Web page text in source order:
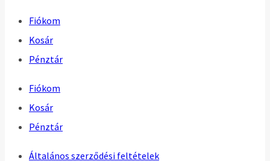
Fiókom
Kosár
Pénztár
Fiókom
Kosár
Pénztár
Általános szerződési feltételek